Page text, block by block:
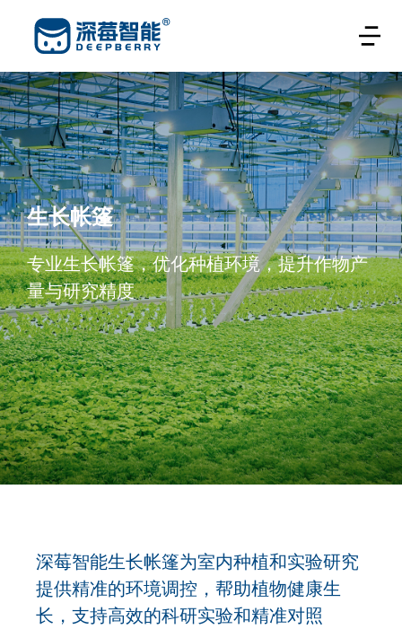
生长帐篷
专业生长帐篷，优化种植环境，提升作物产
量与研究精度
深莓智能生长帐篷为室内种植和实验研究
提供精准的环境调控，帮助植物健康生
长，支持高效的科研实验和精准对照